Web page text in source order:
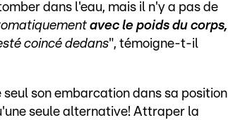
dans l'eau, mais il n'y a pas de
avec le poids du corps,
coincé dedans", témoigne-t-il
son embarcation dans sa position
seule alternative! Attraper la